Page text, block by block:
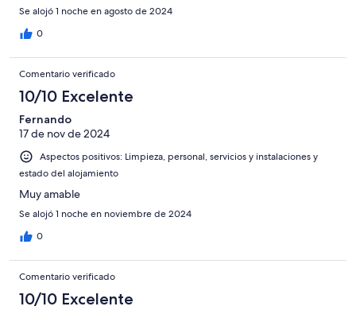
Se alojó 1 noche en agosto de 2024
0
Comentario verificado
10/10 Excelente
Fernando
17 de nov de 2024
Aspectos positivos: Limpieza, personal, servicios y instalaciones y
estado del alojamiento
Muy amable
Se alojó 1 noche en noviembre de 2024
0
Comentario verificado
10/10 Excelente